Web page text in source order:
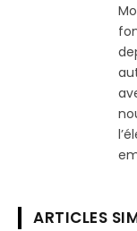
ARTICLES